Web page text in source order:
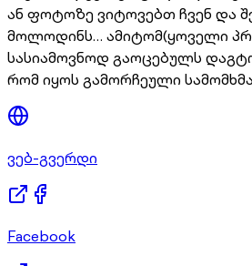
ან ფოტოზე ვიტოვებთ ჩვენ და
მოლოდინს… ამიტომ(ყოველი
სასიამოვნოდ გაოცებულს
რომ იყოს გამორჩეული
ვებ-გვერდი
Facebook